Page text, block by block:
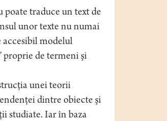
poate traduce un text de
unor texte nu numai
accesibil modelul
proprie de termeni şi
unei teorii
dintre obiecte şi
studiate. Iar în baza